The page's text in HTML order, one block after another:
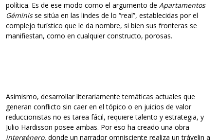
política. Es de ese modo como el argumento de Apartamentos
Géminisse sitúa en las lindes de lo “real”, establecidas por el
complejo turístico que le da nombre, si bien sus fronteras se
manifiestan, como en cualquier constructo, porosas.
Asimismo, desarrollar literariamente temáticas actuales que
generan conflicto sin caer en el tópico o en juicios de valor
reduccionistas no es tarea fácil, requiere talento y estrategia, y
Julio Hardisson posee ambas. Por eso ha creado una obra
intergénero, donde un narrador omnisciente realiza un trávelin a